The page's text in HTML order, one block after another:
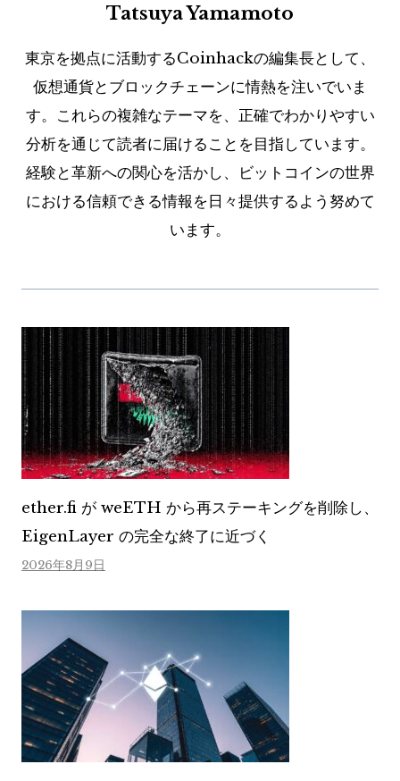
Tatsuya Yamamoto
東京を拠点に活動するCoinhackの編集長として、
仮想通貨とブロックチェーンに情熱を注いでいま
す。これらの複雑なテーマを、正確でわかりやすい
分析を通じて読者に届けることを目指しています。
経験と革新への関心を活かし、ビットコインの世界
における信頼できる情報を日々提供するよう努めて
います。
ether.fi が weETH から再ステーキングを削除し、
EigenLayer の完全な終了に近づく
2026年8月9日